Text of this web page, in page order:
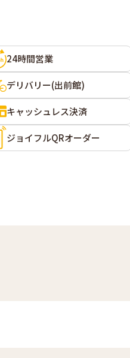
24時間営業
デリバリー(出前館)
キャッシュレス決済
ジョイフルQRオーダー